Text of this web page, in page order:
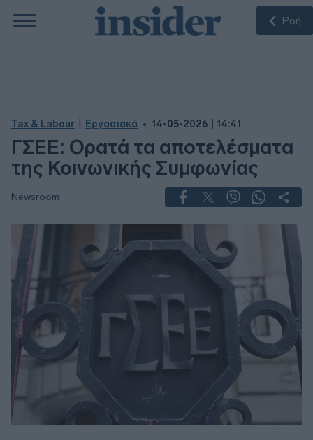
Ροή
Tax & Labour Εργασιακά 14-05-2026 | 14:41
ΓΣΕΕ: Ορατά τα αποτελέσματα
της Κοινωνικής Συμφωνίας
Newsroom